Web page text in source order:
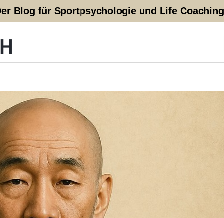
Blog für Sportpsychologie und Life Coaching